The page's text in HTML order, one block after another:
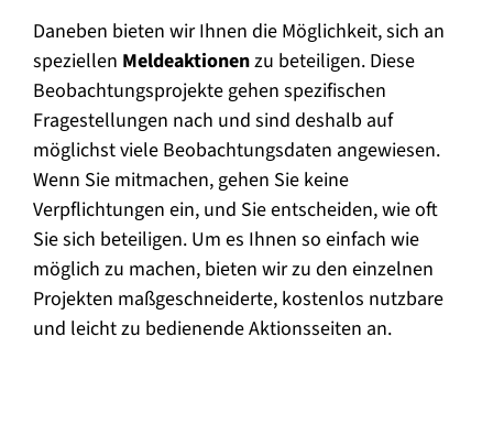
Daneben bieten wir Ihnen die Möglichkeit, sich an
speziellen Meldeaktionenzu beteiligen. Diese
Beobachtungsprojekte gehen spezifischen
Fragestellungen nach und sind deshalb auf
möglichst viele Beobachtungsdaten angewiesen.
Wenn Sie mitmachen, gehen Sie keine
Verpflichtungen ein, und Sie entscheiden, wie oft
Sie sich beteiligen. Um es Ihnen so einfach wie
möglich zu machen, bieten wir zu den einzelnen
Projekten maßgeschneiderte, kostenlos nutzbare
und leicht zu bedienende Aktionsseiten an.